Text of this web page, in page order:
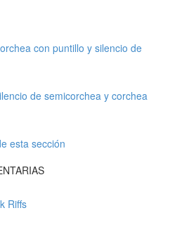
con puntillo y silencio de
de semicorchea y corchea
esta sección
Riffs